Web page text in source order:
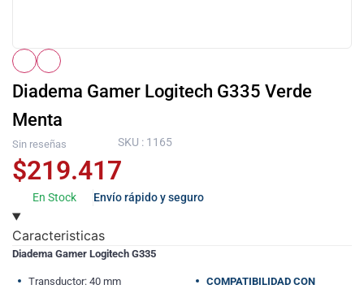
Diadema Gamer Logitech G335 Verde
Menta
Sin reseñas SKU : 1165
$219.417
En Stock Envío rápido y seguro
Caracteristicas
Diadema Gamer Logitech G335
Transductor: 40 mm
COMPATIBILIDAD CON